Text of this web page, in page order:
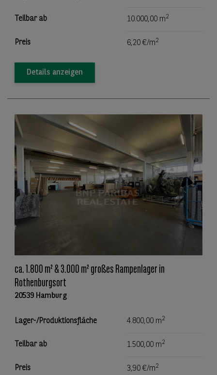
Teilbar ab 10.000,00 m2
Preis 6,20 €/m2
Details anzeigen
ca. 1.800 m² & 3.000 m² großes Rampenlager in
Rothenburgsort
20539 Hamburg
Lager-/Produktionsfläche 4.800,00 m2
Teilbar ab 1.500,00 m2
Preis 3,90 €/m2